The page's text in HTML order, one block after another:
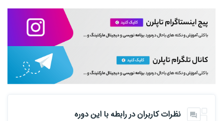
نظرات کاربران در رابطه با این دوره